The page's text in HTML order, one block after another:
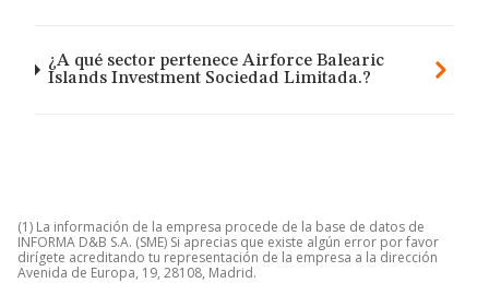
¿A qué sector pertenece Airforce Balearic
Islands Investment Sociedad Limitada.?
(1) La información de la empresa procede de la base de datos de
INFORMA D&B S.A. (SME) Si aprecias que existe algún error por favor
dirígete acreditando tu representación de la empresa a la dirección
Avenida de Europa, 19, 28108, Madrid.